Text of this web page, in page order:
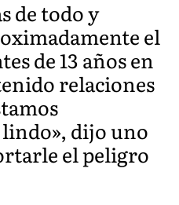
de todo y
el
de 13 años en
relaciones
dijo uno
el peligro